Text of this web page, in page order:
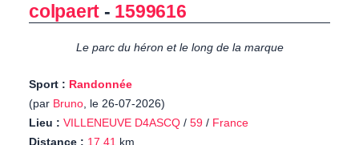
colpaert - 1599616
Le parc du héron et le long de la marque
Sport : Randonnée
(par Bruno, le 26-07-2026)
Lieu : VILLENEUVE D4ASCQ / 59 / France
Distance : 17.41 km